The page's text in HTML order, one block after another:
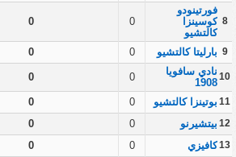
8
فورتينودو
كوسينزا
كالتشيو
0
0
9 بارليتا كالتشيو 0
0
10 نادي سافويا
1908
0
0
11 بوتينزا كالتشيو 0
0
12 بيتشيرنو 0
0
13كافيزي 0
0